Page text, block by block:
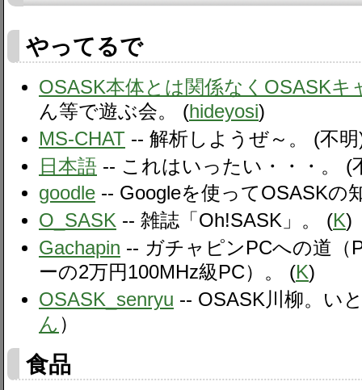
やってるで
OSASK本体とは関係なくOSASKキ
ん等で遊ぶ会。 (hideyosi)
MS-CHAT -- 解析しようぜ～。 (不
日本語 -- これはいったい・・・。 (
goodle -- Googleを使ってOSASKの
O_SASK -- 雑誌「Oh!SASK」。 (K)
Gachapin -- ガチャピンPCへの道（
ーの2万円100MHz級PC）。 (K)
OSASK_senryu -- OSASK川柳。い
ん ）
食品